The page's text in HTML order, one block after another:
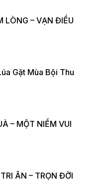
LÒNG – VẠN ĐIỀU
Gặt Mùa Bội Thu
– MỘT NIỀM VUI
ÂN – TRỌN ĐỜI